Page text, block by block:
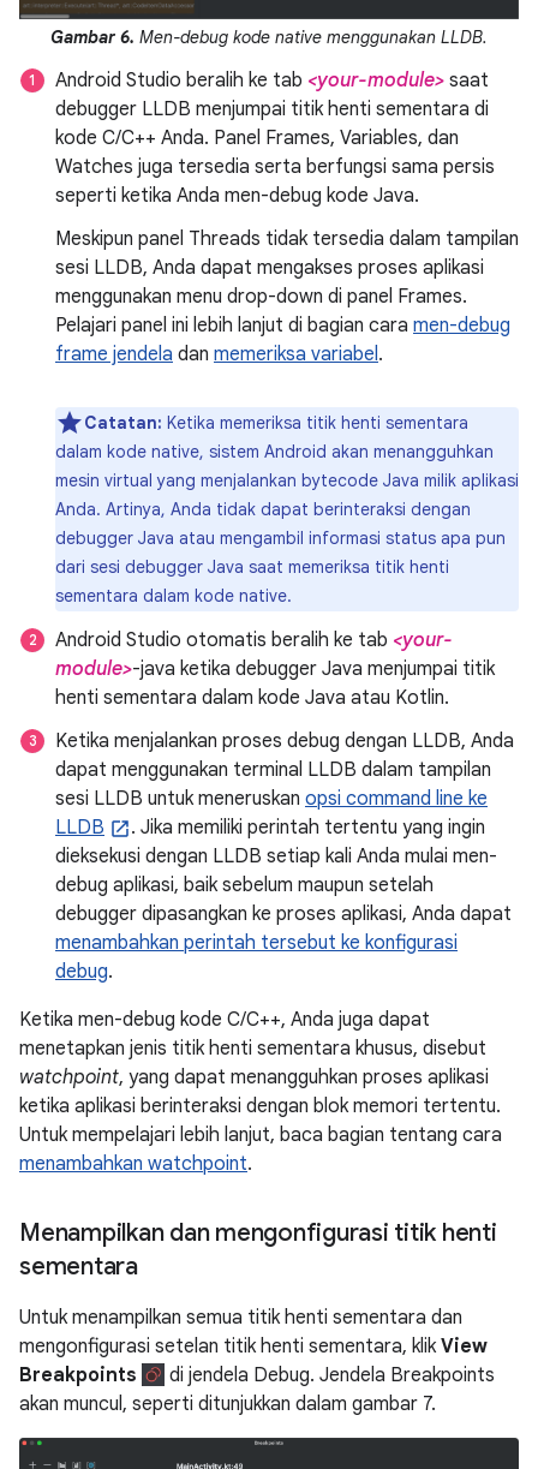
Gambar 6. Men-debug kode native menggunakan LLDB.
Android Studio beralih ke tab <your-module> saat
debugger LLDB menjumpai titik henti sementara di
kode C/C++ Anda. Panel Frames, Variables, dan
Watches juga tersedia serta berfungsi sama persis
seperti ketika Anda men-debug kode Java.
Meskipun panel Threads tidak tersedia dalam tampilan
sesi LLDB, Anda dapat mengakses proses aplikasi
menggunakan menu drop-down di panel Frames.
Pelajari panel ini lebih lanjut di bagian cara men-debug
frame jendela dan memeriksa variabel.
Catatan: Ketika memeriksa titik henti sementara
dalam kode native, sistem Android akan menangguhkan
mesin virtual yang menjalankan bytecode Java milik aplikasi
Anda. Artinya, Anda tidak dapat berinteraksi dengan
debugger Java atau mengambil informasi status apa pun
dari sesi debugger Java saat memeriksa titik henti
sementara dalam kode native.
Android Studio otomatis beralih ke tab <your-
module>-java ketika debugger Java menjumpai titik
henti sementara dalam kode Java atau Kotlin.
Ketika menjalankan proses debug dengan LLDB, Anda
dapat menggunakan terminal LLDB dalam tampilan
sesi LLDB untuk meneruskan opsi command line ke
LLDB
. Jika memiliki perintah tertentu yang ingin
dieksekusi dengan LLDB setiap kali Anda mulai men-
debug aplikasi, baik sebelum maupun setelah
debugger dipasangkan ke proses aplikasi, Anda dapat
menambahkan perintah tersebut ke konfigurasi
debug.
Ketika men-debug kode C/C++, Anda juga dapat
menetapkan jenis titik henti sementara khusus, disebut
watchpoint, yang dapat menangguhkan proses aplikasi
ketika aplikasi berinteraksi dengan blok memori tertentu.
Untuk mempelajari lebih lanjut, baca bagian tentang cara
menambahkan watchpoint.
Menampilkan dan mengonfigurasi titik henti
sementara
Untuk menampilkan semua titik henti sementara dan
mengonfigurasi setelan titik henti sementara, klik View
Breakpoints
di jendela Debug. Jendela Breakpoints
akan muncul, seperti ditunjukkan dalam gambar 7.